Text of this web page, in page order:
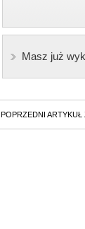
Masz już
POPRZEDNI ARTYKUŁ